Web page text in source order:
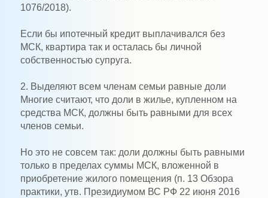
1076/2018).
Если бы ипотечный кредит выплачивался без
МСК, квартира так и осталась бы личной
собственностью супруга.
2. Выделяют всем членам семьи равные доли
Многие считают, что доли в жилье, купленном на
средства МСК, должны быть равными для всех
членов семьи.
Но это не совсем так: доли должны быть равными
только в пределах суммы МСК, вложенной в
приобретение жилого помещения (п. 13 Обзора
практики, утв. Президиумом ВС РФ 22 июня 2016